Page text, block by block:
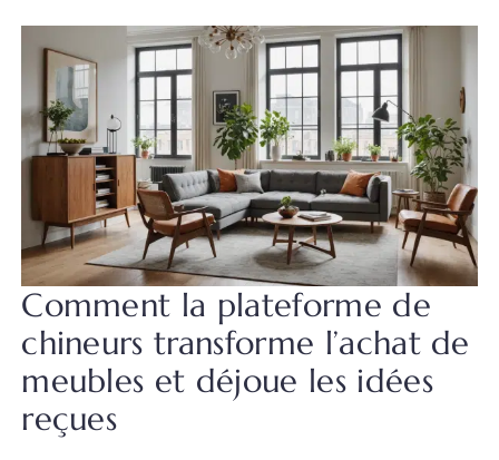
Comment la plateforme de
chineurs transforme l’achat de
meubles et déjoue les idées
reçues